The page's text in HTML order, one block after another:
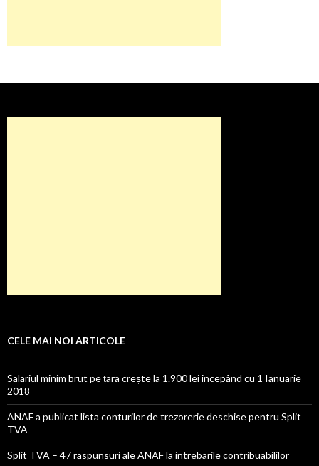
CELE MAI NOI ARTICOLE
Salariul minim brut pe țara crește la 1.900 lei începând cu 1 Ianuarie
2018
ANAF a publicat lista conturilor de trezorerie deschise pentru Split
TVA
Split TVA – 47 raspunsuri ale ANAF la intrebarile contribuabililor